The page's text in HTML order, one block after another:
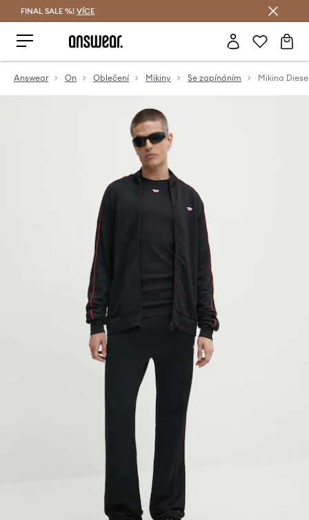
FINAL SALE %! VÍCE
Answear On Oblečení Mikiny Se zapínáním Mikina